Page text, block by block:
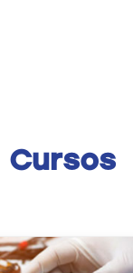
Cursos